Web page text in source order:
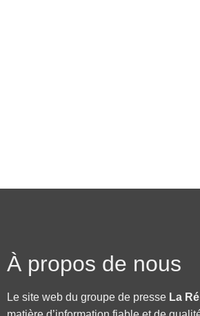
À propos de nous
Le site web du groupe de presse La